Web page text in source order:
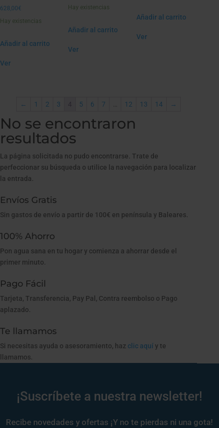
628,00€
Hay existencias
Añadir al carrito
Ver
Hay existencias
Añadir al carrito
Ver
Añadir al carrito
Ver
← 1 2 3 4 5 6 7 … 12 13 14 →
No se encontraron
resultados
La página solicitada no pudo encontrarse. Trate de
perfeccionar su búsqueda o utilice la navegación para localizar
la entrada.
Envíos Gratis
Sin gastos de envío a partir de 100€ en península y Baleares.
100% Ahorro
Pon agua sana en tu hogar y comienza a ahorrar desde el
primer minuto.
Pago Fácil
Tarjeta, Transferencia, Pay Pal, Contra reembolso o Pago
aplazado.
Te llamamos
Si necesitas ayuda o asesoramiento, haz clic aquí y te
llamamos.
¡Suscríbete a nuestra newsletter!
Recibe novedades y ofertas ¡Y no te pierdas ni una gota!